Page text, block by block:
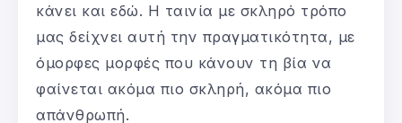
κάνει και εδώ. Η ταινία με σκληρό τρόπο
μας δείχνει αυτή την πραγματικότητα, με
όμορφες μορφές που κάνουν τη βία να
φαίνεται ακόμα πιο σκληρή, ακόμα πιο
απάνθρωπή.